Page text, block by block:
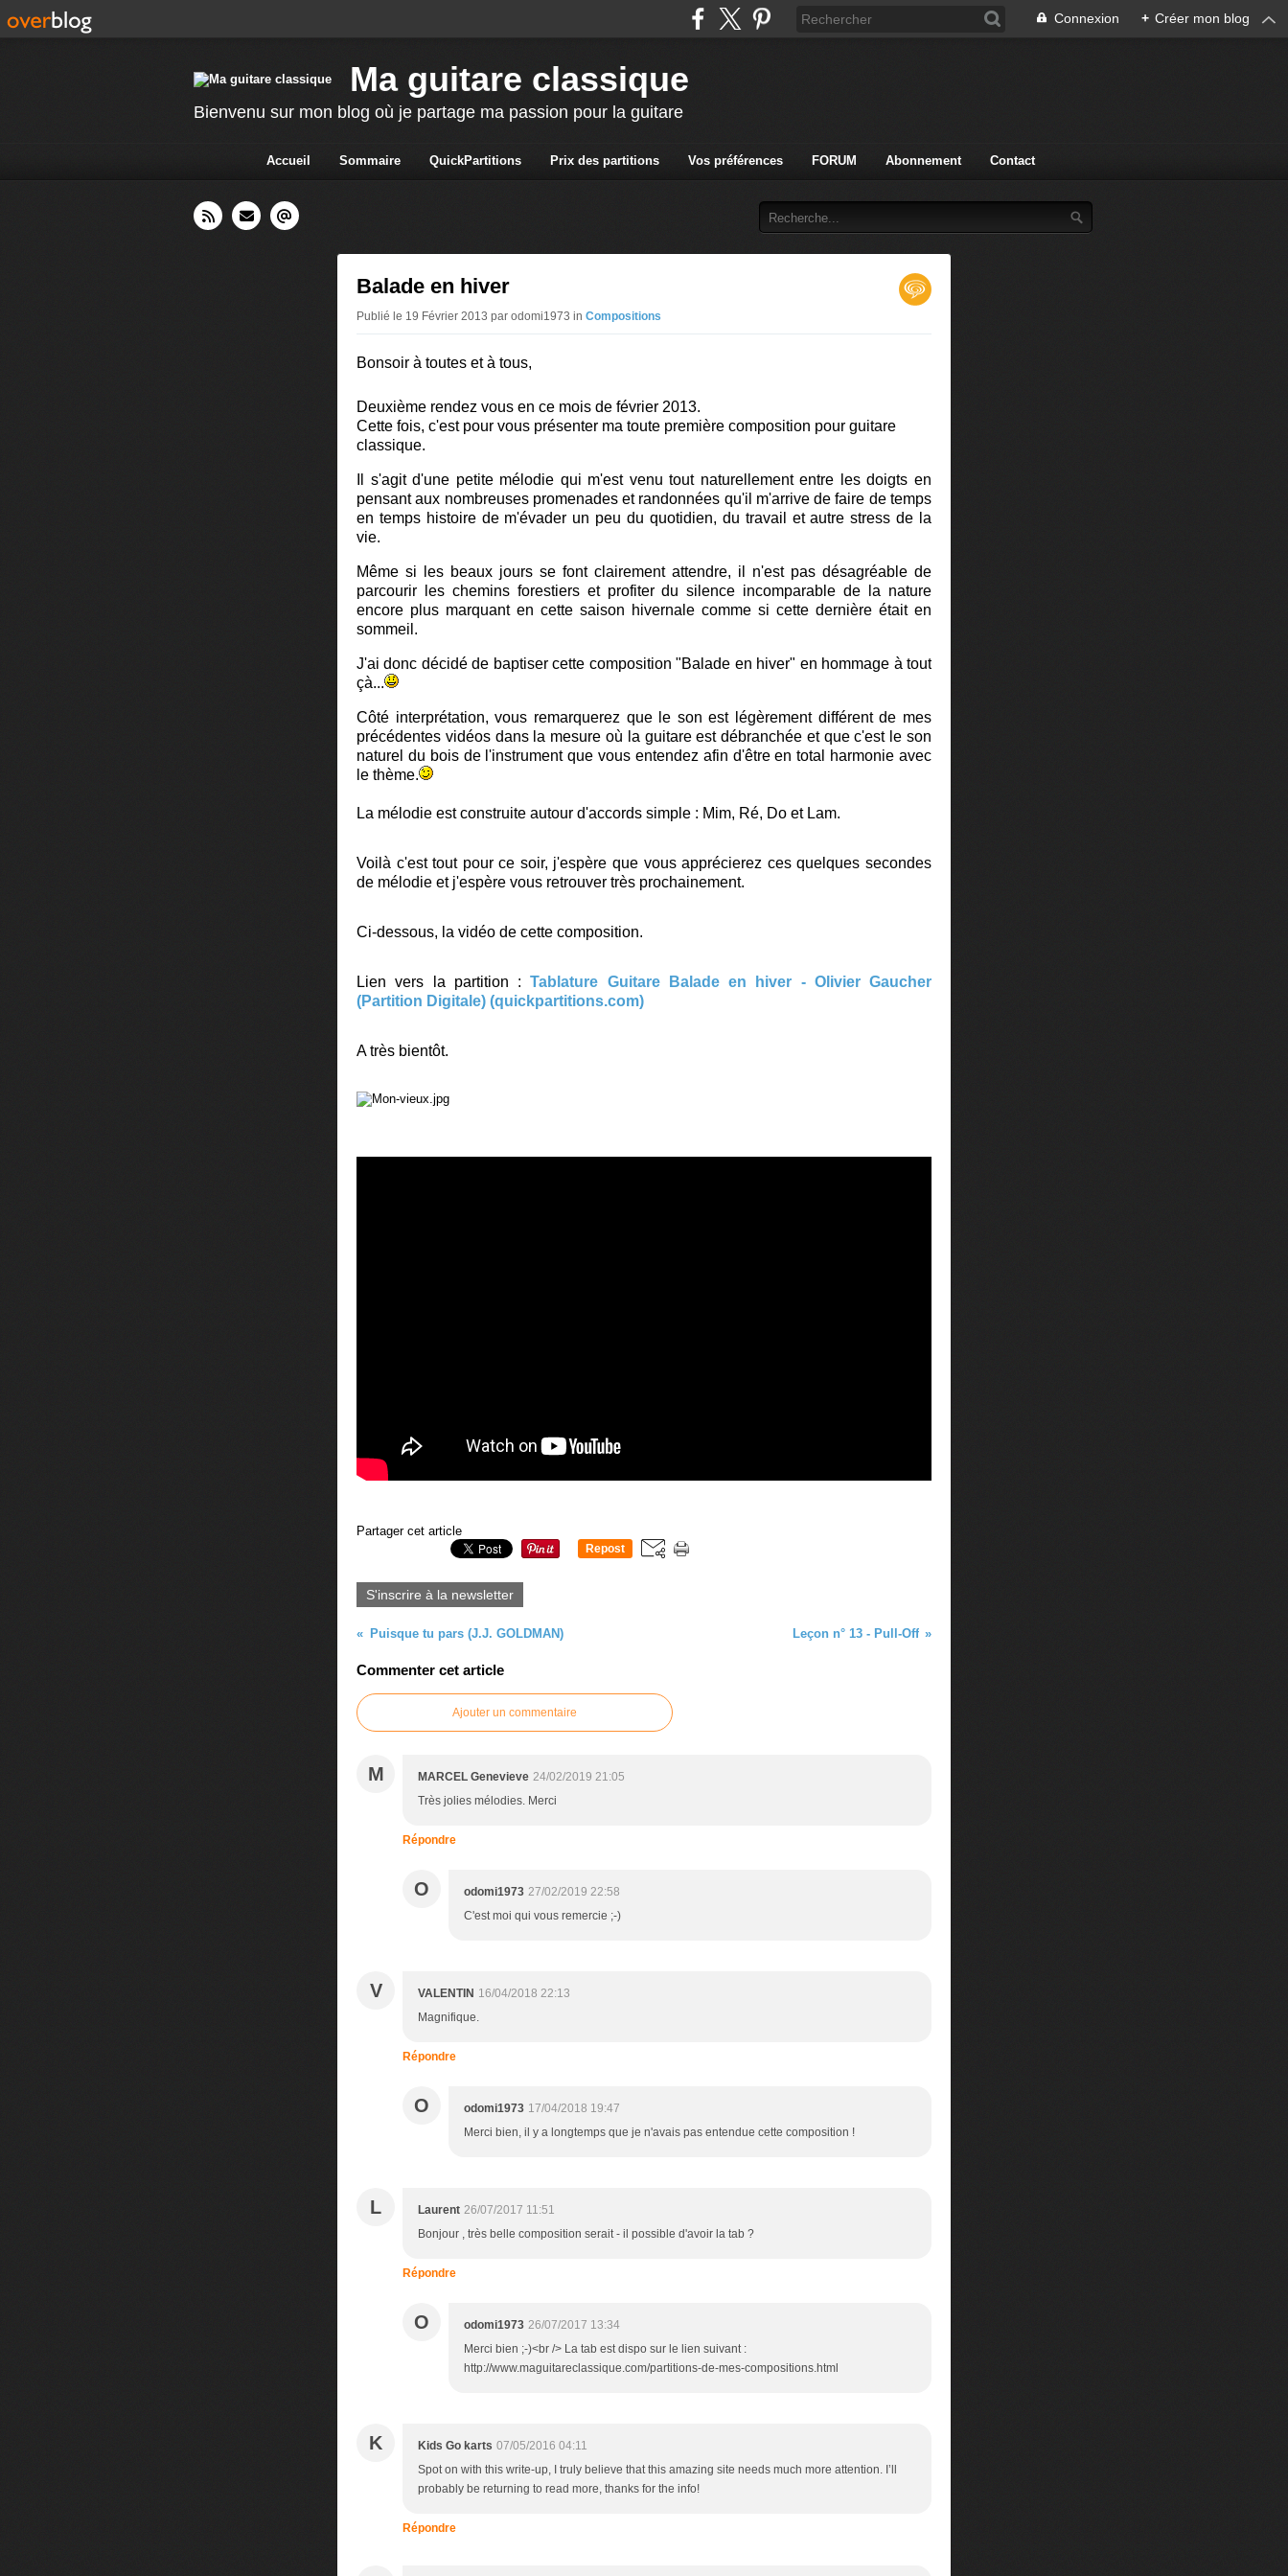
Connexion + Créer mon blog
Ma guitare classique
Bienvenu sur mon blog où je partage ma passion pour la guitare
Accueil Sommaire QuickPartitions Prix des partitions Vos préférences FORUM Abonnement Contact
Balade en hiver
Publié le 19 Février 2013 par odomi1973 in Compositions
Bonsoir à toutes et à tous,
Deuxième rendez vous en ce mois de février 2013.
Cette fois, c'est pour vous présenter ma toute première composition pour guitare
classique.
Il s'agit d'une petite mélodie qui m'est venu tout naturellement entre les doigts en
pensant aux nombreuses promenades et randonnées qu'il m'arrive de faire de temps
en temps histoire de m'évader un peu du quotidien, du travail et autre stress de la
vie.
Même si les beaux jours se font clairement attendre, il n'est pas désagréable de
parcourir les chemins forestiers et profiter du silence incomparable de la nature
encore plus marquant en cette saison hivernale comme si cette dernière était en
sommeil.
J'ai donc décidé de baptiser cette composition "Balade en hiver" en hommage à tout
çà...
Côté interprétation, vous remarquerez que le son est légèrement différent de mes
précédentes vidéos dans la mesure où la guitare est débranchée et que c'est le son
naturel du bois de l'instrument que vous entendez afin d'être en total harmonie avec
le thème.
La mélodie est construite autour d'accords simple : Mim, Ré, Do et Lam.
Voilà c'est tout pour ce soir, j'espère que vous apprécierez ces quelques secondes
de mélodie et j'espère vous retrouver très prochainement.
Ci-dessous, la vidéo de cette composition.
Lien vers la partition :Tablature Guitare Balade en hiver - Olivier Gaucher
(Partition Digitale) (quickpartitions.com)
A très bientôt.
Partager cet article
Repost
S'inscrire à la newsletter
Puisque tu pars (J.J. GOLDMAN) Leçon n° 13 - Pull-Off
Commenter cet article
Ajouter un commentaire
M MARCEL Genevieve 24/02/2019 21:05
Très jolies mélodies. Merci
Répondre
O odomi1973 27/02/2019 22:58
C'est moi qui vous remercie ;-)
V VALENTIN 16/04/2018 22:13
Magnifique.
Répondre
O odomi1973 17/04/2018 19:47
Merci bien, il y a longtemps que je n'avais pas entendue cette composition !
L Laurent 26/07/2017 11:51
Bonjour , très belle composition serait - il possible d'avoir la tab ?
Répondre
O odomi1973 26/07/2017 13:34
Merci bien ;-)<br /> La tab est dispo sur le lien suivant :
http://www.maguitareclassique.com/partitions-de-mes-compositions.html
K Kids Go karts 07/05/2016 04:11
Spot on with this write-up, I truly believe that this amazing site needs much more attention. I’ll
probably be returning to read more, thanks for the info!
Répondre